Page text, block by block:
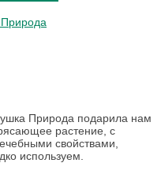
Природа подарила нам
растение, с
свойствами,
используем.